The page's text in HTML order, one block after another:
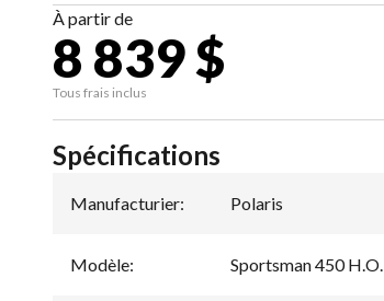
À partir de
8 839 $
Tous frais inclus
Spécifications
Manufacturier: Polaris
Modèle: Sportsman 450 H.O.